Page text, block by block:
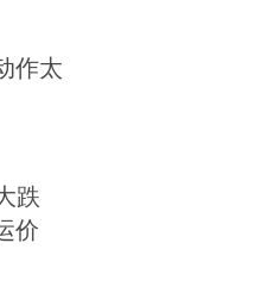
作太
跌
价